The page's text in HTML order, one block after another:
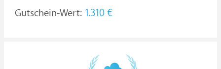
Gutschein-Wert: 1.310 €